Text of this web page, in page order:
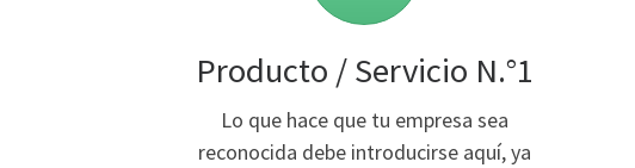
Producto / Servicio N.°1
Lo que hace que tu empresa sea
reconocida debe introducirse aquí, ya